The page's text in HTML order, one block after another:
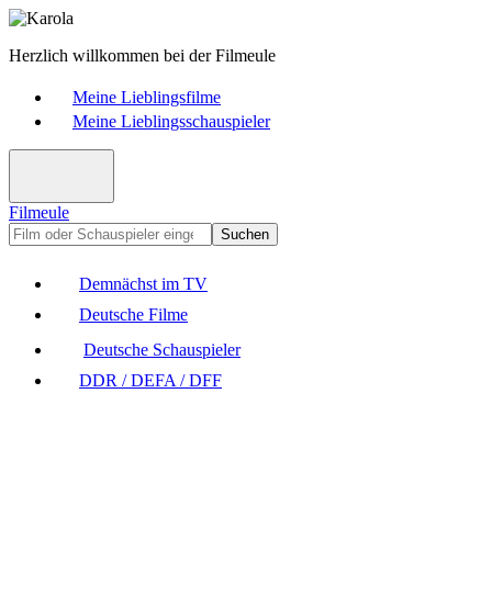
Herzlich willkommen bei der Filmeule
Meine Lieblingsfilme
Meine Lieblingsschauspieler
Filmeule
Suchen
Demnächst im TV
Deutsche Filme
Deutsche Schauspieler
DDR / DEFA / DFF